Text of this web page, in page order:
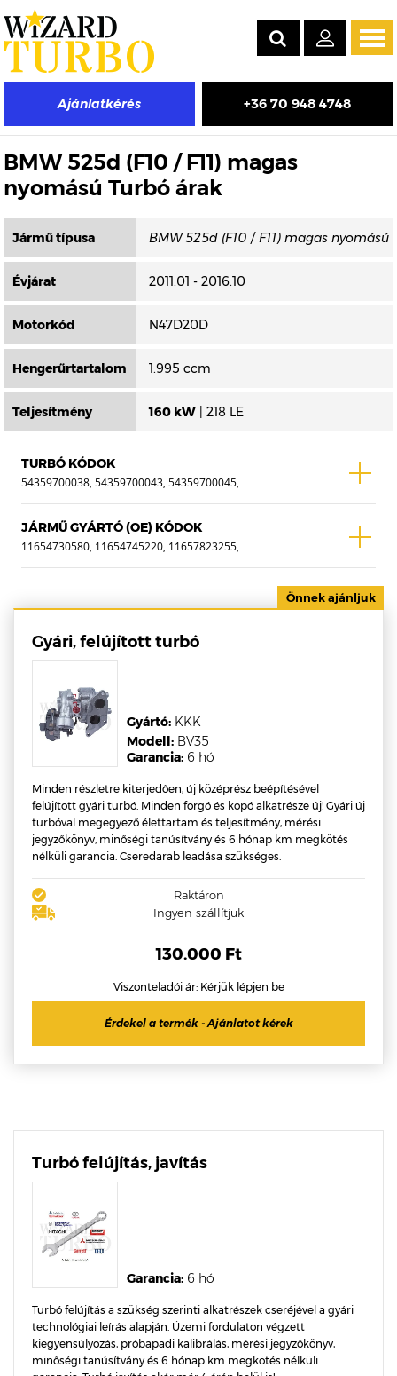
Ajánlatkérés +36 70 948 4748
Másik típus választása
BMW 525d (F10 / F11) magas
nyomású Turbó árak
Jármű típusa
Évjárat 2011.01 - 2016.10
Motorkód N47D20D
Hengerűrtartalom 1.995 ccm
Teljesítmény 160 kW | 218 LE
TURBÓ KÓDOK
54359700038, 54359700043, 54359700045,
54359700051, 54359700053, 54359700057,
54359700060, 54359710043, 54359710045,
54359710053, 54359710060, 54359880038,
JÁRMŰ GYÁRTÓ (OE) KÓDOK
11654730580, 11654745220, 11657823255,
11657823256
Gyári, felújított turbó
Garancia: 6 hó
Modell: BV35
Gyártó: KKK
Minden részletre kiterjedően, új középrész beépítésével
felújított gyári turbó. Minden forgó és kopó alkatrésze új! Gyári új
turbóval megegyező élettartam és teljesítmény, mérési
jegyzőkönyv, minőségi tanúsítvány és 6 hónap km megkötés
nélküli garancia. Cseredarab leadása szükséges.
Raktáron
Ingyen szállítjuk
130.000 Ft
Viszonteladói ár: Kérjük lépjen be
Érdekel a termék - Ajánlatot kérek
Turbó felújítás, javítás
Garancia: 6 hó
Turbó felújítás a szükség szerinti alkatrészek cseréjével a gyári
technológiai leírás alapján. Üzemi fordulaton végzett
kiegyensúlyozás, próbapadi kalibrálás, mérési jegyzőkönyv,
minőségi tanúsítvány és 6 hónap km megkötés nélküli